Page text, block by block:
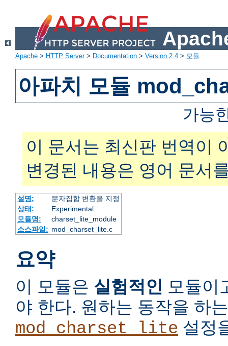
Apache > HTTP Server> Documentation > Version 2.4 > 모듈
아파치 모듈
가능
이 문서는 최신판 번역이
변경된 내용은 영어 문서
설명:
문자집합 변환을 지정
상태:
Experimental
모듈명:
charset_lite_module
소스파일: mod_charset_lite.c
요약
이 모듈은 실험적인 모듈이
야 한다. 원하는 동작을 하
mod_charset_lite 설정